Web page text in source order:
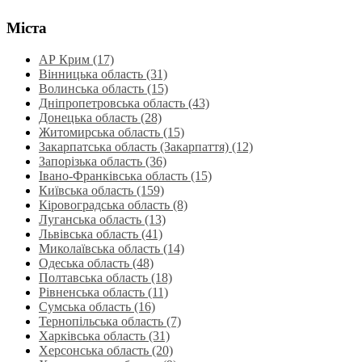
Міста
АР Крим (17)
Вінницька область (31)
Волинська область‎ (15)
Дніпропетровська область‎ (43)
Донецька область (28)
Житомирська область (15)
Закарпатська область (Закарпаття) (12)
Запорізька область (36)
Івано-Франківська область (15)
Київська область (159)
Кіровоградська область (8)
Луганська область‎ (13)
Львівська область‎ (41)
Миколаївська область‎ (14)
Одеська область‎ (48)
Полтавська область (18)
Рівненська область‎ (11)
Сумська область‎ (16)
Тернопільська область‎ (7)
Харківська область‎ (31)
Херсонська область‎ (20)